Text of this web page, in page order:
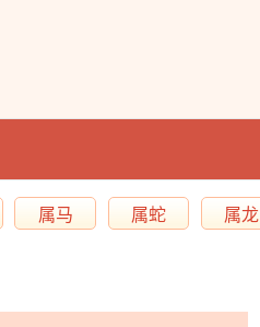
属马 属蛇 属龙